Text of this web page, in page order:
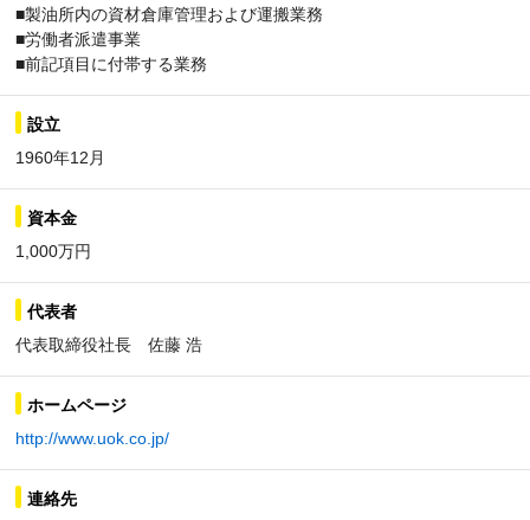
■製油所内の資材倉庫管理および運搬業務
■労働者派遣事業
■前記項目に付帯する業務
設立
1960年12月
資本金
1,000万円
代表者
代表取締役社長 佐藤 浩
ホームページ
http://www.uok.co.jp/
連絡先